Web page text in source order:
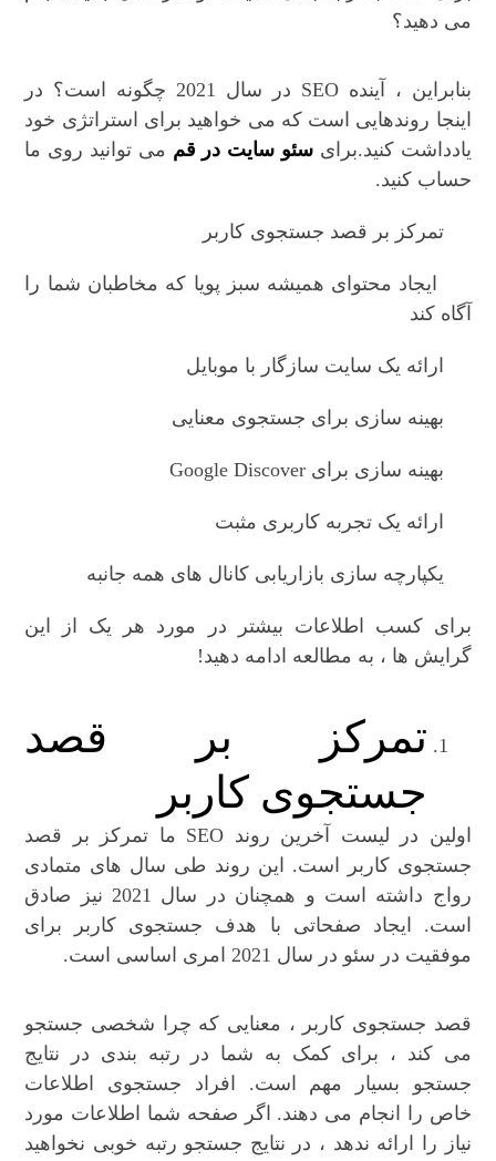
می دهید؟
بنابراین ، آینده SEO در سال 2021 چگونه است؟ در
اینجا روندهایی است که می خواهید برای استراتژی خود
یادداشت کنید.برای سئو سایت در قم می توانید روی ما
حساب کنید.
تمرکز بر قصد جستجوی کاربر
ایجاد محتوای همیشه سبز پویا که مخاطبان شما را
آگاه کند
ارائه یک سایت سازگار با موبایل
بهینه سازی برای جستجوی معنایی
بهینه سازی برای Google Discover
ارائه یک تجربه کاربری مثبت
یکپارچه سازی بازاریابی کانال های همه جانبه
برای کسب اطلاعات بیشتر در مورد هر یک از این
گرایش ها ، به مطالعه ادامه دهید!
تمرکز بر قصد
جستجوی کاربر
اولین در لیست آخرین روند SEO ما تمرکز بر قصد
جستجوی کاربر است. این روند طی سال های متمادی
رواج داشته است و همچنان در سال 2021 نیز صادق
است. ایجاد صفحاتی با هدف جستجوی کاربر برای
موفقیت در سئو در سال 2021 امری اساسی است.
قصد جستجوی کاربر ، معنایی که چرا شخصی جستجو
می کند ، برای کمک به شما در رتبه بندی در نتایج
جستجو بسیار مهم است. افراد جستجوی اطلاعات
خاص را انجام می دهند. اگر صفحه شما اطلاعات مورد
نیاز را ارائه ندهد ، در نتایج جستجو رتبه خوبی نخواهید